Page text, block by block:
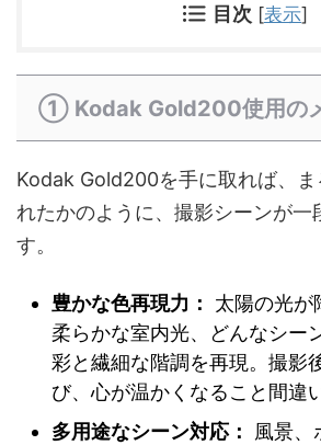
目次 [表示]
① Kodak Gold200使用の
Kodak Gold200を手に取れば、ま
れたかのように、撮影シーンが一
す。
豊かな色再現力：
太陽の光が
柔らかな室内光、どんなシー
彩と繊細な階調を再現。撮影
び、心が温かくなること間違
多用途なシーン対応：
風景、